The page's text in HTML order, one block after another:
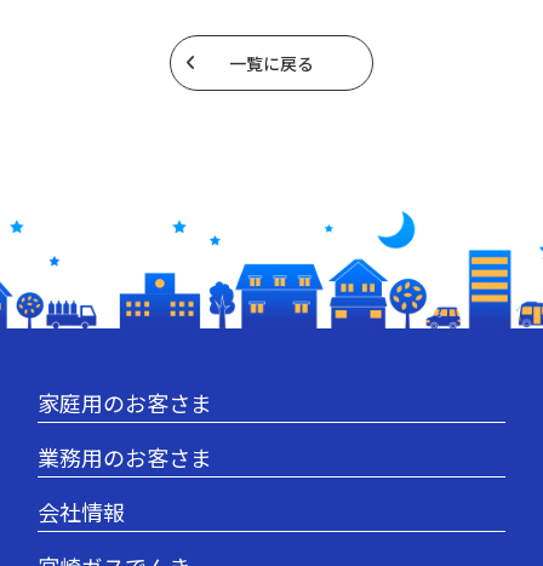
一覧に戻る
家庭用のお客さま
業務用のお客さま
会社情報